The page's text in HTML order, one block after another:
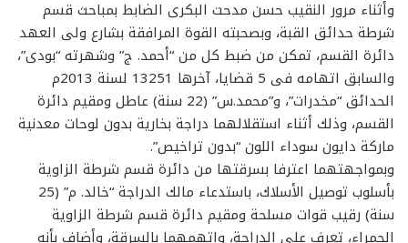
وأثناء مرور النقيب حسن مدحت البكرى الضابط بمباحث قسم
شرطة حدائق القبة، وبصحبته القوة المرافقة بشارع ولى العهد
دائرة القسم، تمكن من ضبط كل من “أحمد. ج” وشهرته “بودى”،
والسابق اتهامه فى 5 قضايا، آخرها 13251 لسنة 2013م
الحدائق “مخدرات”، و”محمد.س” (22 سنة) عاطل ومقيم دائرة
القسم، وذلك أثناء استقلالهما دراجة بخارية بدون لوحات معدنية
ماركة دايون سوداء اللون “بدون تراخيص”.
وبمواجهتهما اعترفا بسرقتها من دائرة قسم شرطة الزاوية
بأسلوب توصيل الأسلاك، باستدعاء مالك الدراجة “خالد. م” (25
سنة) رقيب قوات مسلحة ومقيم دائرة قسم شرطة الزاوية
الحمراء، تعرف على الدراجة، واتهمهما بالسرقة، وأضاف بأنه